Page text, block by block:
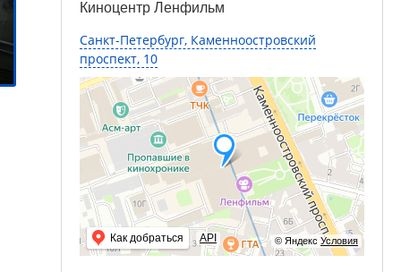
Киноцентр Ленфильм
Санкт-Петербург, Каменноостровский
проспект, 10
© Яндекс Условия
Как добраться API